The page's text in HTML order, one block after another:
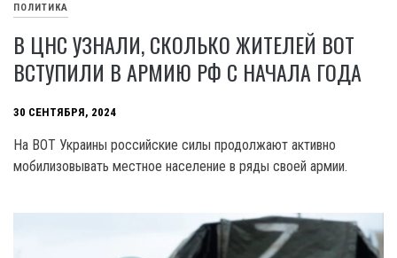
ПОЛИТИКА
В ЦНС УЗНАЛИ, СКОЛЬКО ЖИТЕЛЕЙ ВОТ
ВСТУПИЛИ В АРМИЮ РФ С НАЧАЛА ГОДА
30 СЕНТЯБРЯ, 2024
На ВОТ Украины российские силы продолжают активно
мобилизовывать местное население в ряды своей армии.